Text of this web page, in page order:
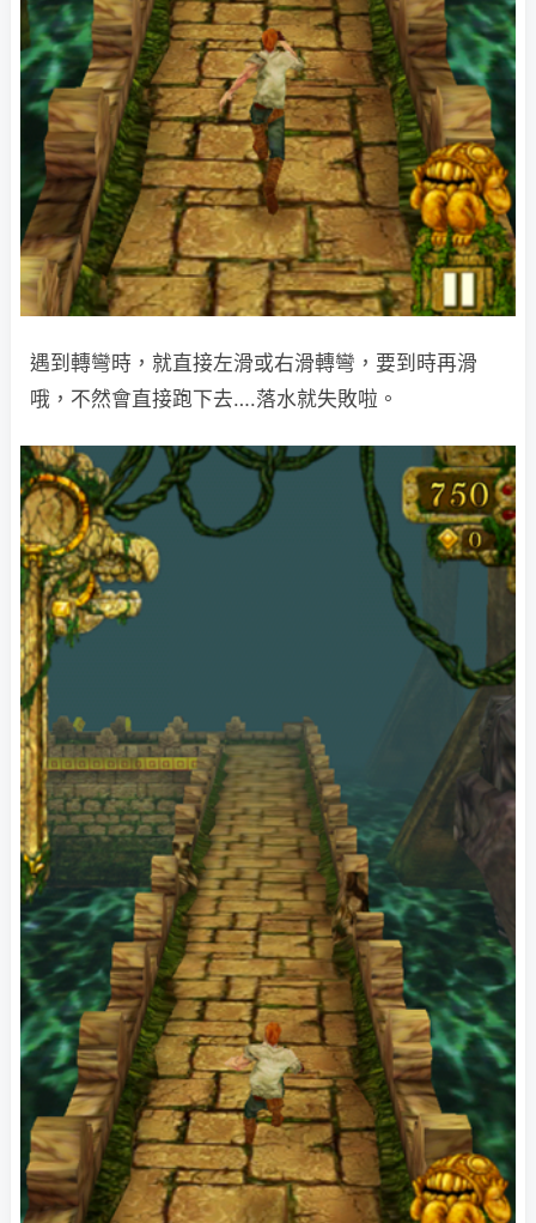
遇到轉彎時，就直接左滑或右滑轉彎，要到時再滑
哦，不然會直接跑下去….落水就失敗啦。